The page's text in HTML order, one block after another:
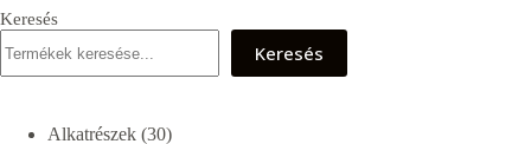
Keresés
Keresés
Alkatrészek 3030